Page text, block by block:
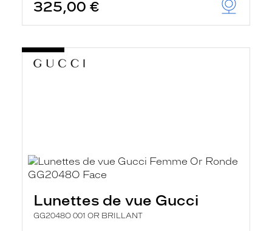
325,00 €
Lunettes de vue Gucci
GG2048O 001 OR BRILLANT